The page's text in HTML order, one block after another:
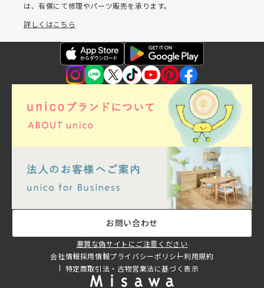
は、有償にて修理やパーツ販売を承ります。
詳しくはこちら
お問い合わせ
悪質な偽サイトにご注意ください
会社情報採用情報プライバシーポリシー利用規約
特定商取引法・古物営業法に基づく表示